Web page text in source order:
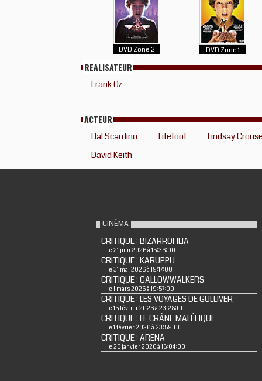
DVD Zone 2 DVD Zone 1
REALISATEUR
Frank Oz
ACTEUR
Hal Scardino Litefoot
Lindsay
David Keith
CINÉMA
CRITIQUE : BIZARROFILIA
le 21 juin 2026 à 15:36:00
CRITIQUE : KARUPPU
le 31 mai 2026 à 19:17:00
CRITIQUE : GALLOWWALKERS
le 1 mars 2026 à 19:57:00
CRITIQUE : LES VOYAGES DE GULLIVER
le 15 février 2026 à 23:28:00
CRITIQUE : LE CRÂNE MALÉFIQUE
le 1 février 2026 à 23:59:00
CRITIQUE : ARENA
le 25 janvier 2026 à 18:04:00